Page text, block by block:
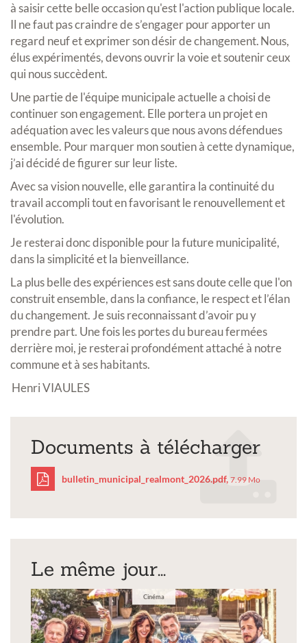
à saisir cette belle occasion qu'est l'action publique locale.
Il ne faut pas craindre de s’engager pour apporter un
regard neuf et exprimer son désir de changement. Nous,
élus expérimentés, devons ouvrir la voie et soutenir ceux
qui nous succèdent.
Une partie de l'équipe municipale actuelle a choisi de
continuer son engagement. Elle portera un projet en
adéquation avec les valeurs que nous avons défendues
ensemble. Pour marquer mon soutien à cette dynamique,
j’ai décidé de figurer sur leur liste.
Avec sa vision nouvelle, elle garantira la continuité du
travail accompli tout en favorisant le renouvellement et
l'évolution.
Je resterai donc disponible pour la future municipalité,
dans la simplicité et la bienveillance.
La plus belle des expériences est sans doute celle que l'on
construit ensemble, dans la confiance, le respect et l’élan
du changement. Je suis reconnaissant d’avoir pu y
prendre part. Une fois les portes du bureau fermées
derrière moi, je resterai profondément attaché à notre
commune et à ses habitants.
Henri VIAULES
Documents à télécharger
bulletin_municipal_realmont_2026.pdf, 7.99 Mo
Le même jour...
Cinéma